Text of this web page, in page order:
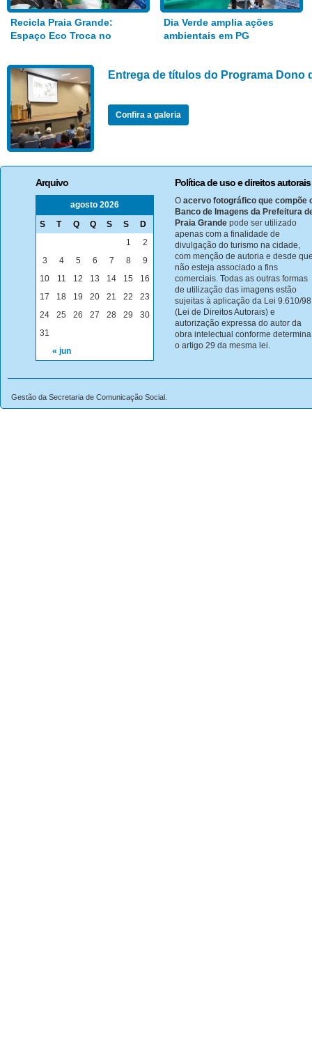
Recicla Praia Grande:
Espaço Eco Troca no
Dia Verde amplia ações
ambientais em PG
Entrega de títulos do Programa Dono
Confira a galeria
Arquivo
agosto 2026
S
T Q Q S S D
« jun
1
2
3
4 5 6 7 8
9
10
11 12 13 14 15
16
17
18 19 20 21 22
23
24
25 26 27 28 29
30
31
Política de uso e direitos autorais
O acervo fotográfico que compõe
Banco de Imagens da Prefeitura
Praia Grande pode ser utilizado
apenas com a finalidade de
divulgação do turismo na cidade,
com menção de autoria e desde
não esteja associado a fins
comerciais. Todas as outras formas
de utilização das imagens estão
sujeitas à aplicação da Lei 9.610/98
(Lei de Direitos Autorais) e
autorização expressa do autor da
obra intelectual conforme determina
o artigo 29 da mesma lei.
Gestão da Secretaria de Comunicação Social.